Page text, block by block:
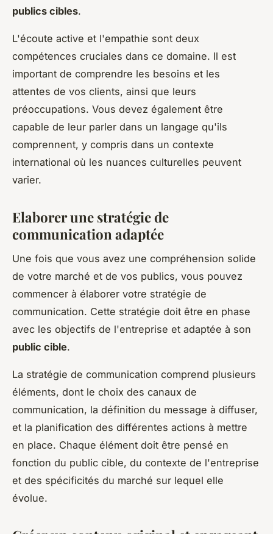
publics cibles.
L'écoute active et l'empathie sont deux
compétences cruciales dans ce domaine. Il est
important de comprendre les besoins et les
attentes de vos clients, ainsi que leurs
préoccupations. Vous devez également être
capable de leur parler dans un langage qu'ils
comprennent, y compris dans un contexte
international où les nuances culturelles peuvent
varier.
Elaborer une stratégie de
communication adaptée
Une fois que vous avez une compréhension solide
de votre marché et de vos publics, vous pouvez
commencer à élaborer votre stratégie de
communication. Cette stratégie doit être en phase
avec les objectifs de l'entreprise et adaptée à son
public cible.
La stratégie de communication comprend plusieurs
éléments, dont le choix des canaux de
communication, la définition du message à diffuser,
et la planification des différentes actions à mettre
en place. Chaque élément doit être pensé en
fonction du public cible, du contexte de l'entreprise
et des spécificités du marché sur lequel elle
évolue.